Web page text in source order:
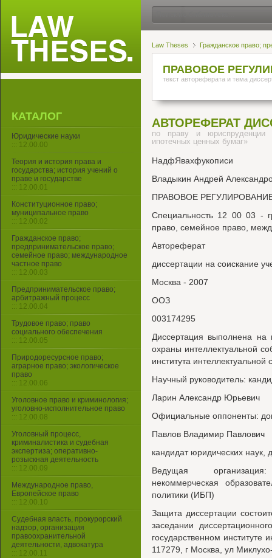
Law Theses Гражданское право;
ПРАВОВОЕ
текст автореферата и тема
АВТОРЕФЕРАТ
по праву и юриспруденции
ипотечных ценных бумаг»
НадфЯвахфукописи
Владыкин Андрей
ПРАВОВОЕ
Специальность 12 00 03 -
право, семейное право,
Автореферат
диссертации на соискание
Москва - 2007
ООЗ
003174295
Диссертация выполнена на
охраны интеллектуальной
института интеллектуальной
Научный руководитель:
Ларин Александр Юрьевич
Официальные оппоненты:
Павлов Владимир Павлович
кандидат юридических наук,
Ведущая
некоммерческая
политики (ИБП)
Защита диссертации
заседании
государственном институте
117279, г Москва, ул
КАТАЛОГ
Юридические науки
::: 12.00.00
Теория и история права и
государства; история учений о
праве и государстве
::: 12.00.01
Конституционное право;
муниципальное право
::: 12.00.02
Гражданское право;
предпринимательское право;
семейное право; международное
частное право
::: 12.00.03
Предпринимательское право;
арбитражный процесс
::: 12.00.04
Трудовое право; право
социального обеспечения
::: 12.00.05
Природоресурсное право;
аграрное право; экологическое
право
::: 12.00.06
Уголовное право и криминология;
уголовно-исполнительное право
::: 12.00.08
Уголовный процесс,
криминалистика и судебная
экспертиза; оперативно-
розыскная деятельность
::: 12.00.09
Международное право,
Европейское право
::: 12.00.10
Судебная власть, прокурорский
надзор, организация
правоохранительной
деятельности, адвокатура
::: 12.00.11